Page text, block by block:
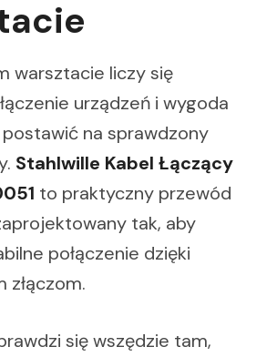
warsztacie liczy się
urządzeń i wygoda
na sprawdzony
Stahlwille Kabel Łączący
to praktyczny przewód
tak, aby
połączenie dzięki
złączom.
się wszędzie tam,